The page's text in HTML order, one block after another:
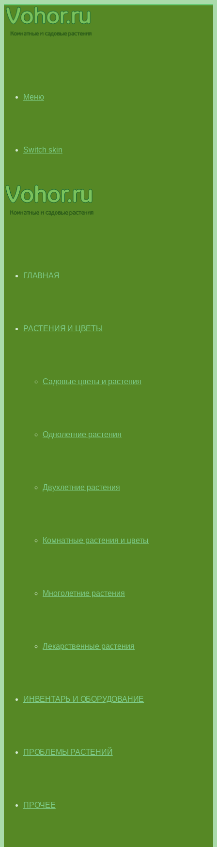
Меню
Switch skin
ГЛАВНАЯ
РАСТЕНИЯ И ЦВЕТЫ
Садовые цветы и растения
Однолетние растения
Двухлетние растения
Комнатные растения и цветы
Многолетние растения
Лекарственные растения
ИНВЕНТАРЬ И ОБОРУДОВАНИЕ
ПРОБЛЕМЫ РАСТЕНИЙ
ПРОЧЕЕ